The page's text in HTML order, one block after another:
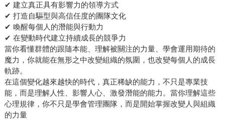
✔ 建立真正具有影響力的領導方式
✔ 打造自驅型與高信任度的團隊文化
✔ 喚醒每個人的潛能與行動力
✔ 在變動時代建立持續成長的競爭力
當你看懂群體的跟隨本能、理解被關注的力量、學會運用期待的
魔力，你就能在無形之中改變組織的氛圍，也改變每個人的成長
軌跡。
在這個變化越來越快的時代，真正稀缺的能力，不只是專業技
能，而是理解人性、影響人心、激發潛能的能力。當你理解這些
心理規律，你不只是學會管理團隊，而是開始掌握改變人與組織
的力量